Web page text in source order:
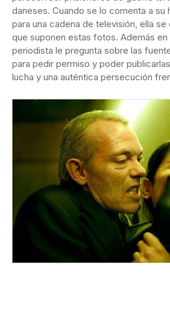
daneses. Cuando se lo comenta a su
para una cadena de televisión, ella
que suponen estas fotos. Además
periodista le pregunta sobre las
para pedir permiso y poder
lucha y una auténtica persecución